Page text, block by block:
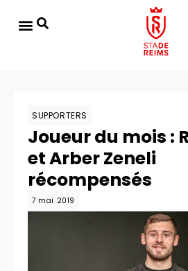
SUPPORTERS
Joueur du mois :
et Arber Zeneli
récompensés
7 mai 2019